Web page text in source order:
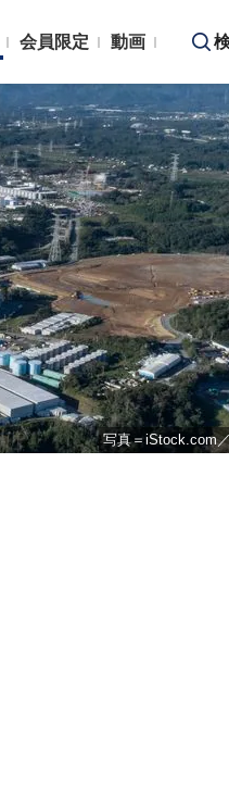
会員限定 動画
写真＝iStock.com